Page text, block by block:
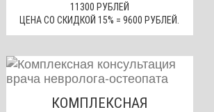
11300 РУБЛЕЙ
ЦЕНА СО СКИДКОЙ 15% = 9600 РУБЛЕЙ.
КОМПЛЕКСНАЯ